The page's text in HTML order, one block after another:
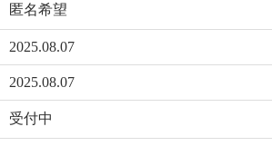
匿名希望
2025.08.07
2025.08.07
受付中